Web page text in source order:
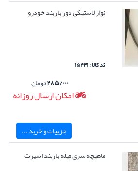
نوار لاستیکی دور باربند خودرو
کد کالا : ۱۵۴۳۱
۲۸۵/۰۰۰تومان
امکان ارسال روزانه
جزییات و خرید ...
ماهیچه سری میله باربند اسپرت